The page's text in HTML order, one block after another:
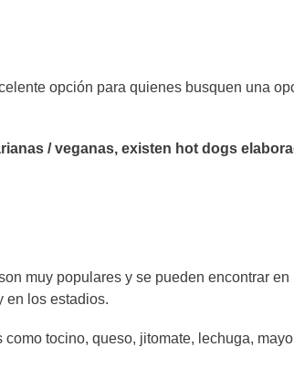
opción para quienes busquen una
/ veganas, existen hot dogs
muy populares y se pueden encontrar en
en los estadios.
tocino, queso, jitomate, lechuga,